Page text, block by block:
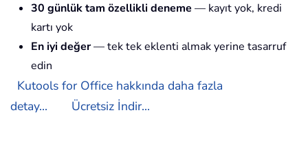
30 günlük tam özellikli deneme — kayıt yok, kredi
kartı yok
En iyi değer— tek tek eklenti almak yerine tasarruf
edin
Kutools for Office hakkında daha fazla
detay...
Ücretsiz İndir...